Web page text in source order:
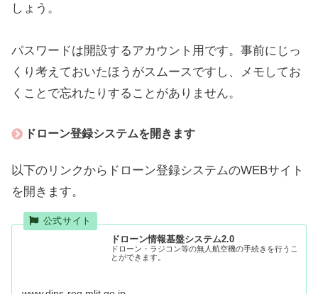
しょう。
パスワードは開設するアカウント用です。事前にじっ
くり考えておいたほうがスムースですし、メモしてお
くことで忘れたりすることがありません。
ドローン登録システムを開きます
以下のリンクからドローン登録システムのWEBサイト
を開きます。
ドローン情報基盤システム2.0
ドローン・ラジコン等の無人航空機の手続きを行うこ
とができます。